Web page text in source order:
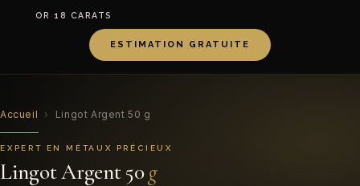
OR 18 CARATS
ESTIMATION GRATUITE
Accueil › Lingot Argent 50 g
EXPERT EN MÉTAUX PRÉCIEUX
Lingot Argent 50g